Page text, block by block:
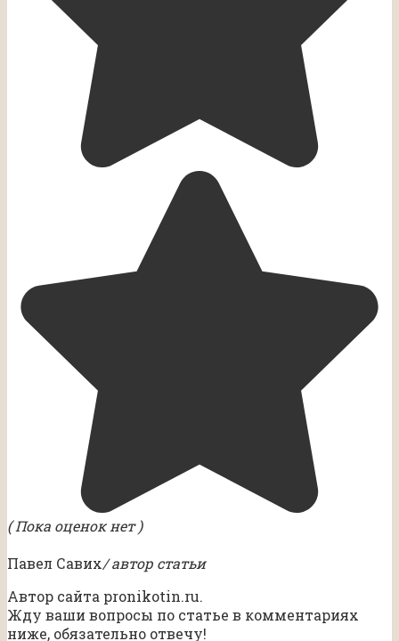
( Пока оценок нет )
Павел Савих/ автор статьи
Автор сайта pronikotin.ru.
Жду ваши вопросы по статье в комментариях
ниже, обязательно отвечу!